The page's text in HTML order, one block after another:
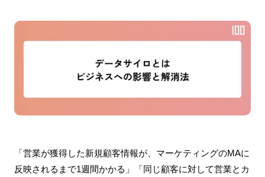
「営業が獲得した新規顧客情報が、マーケティングのMAに
反映されるまで1週間かかる」「同じ顧客に対して営業とカ